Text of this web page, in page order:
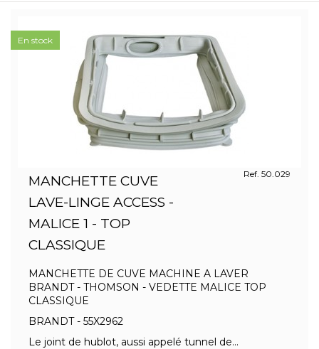
MANCHETTE CUVE
LAVE-LINGE ACCESS -
MALICE 1 - TOP
CLASSIQUE
Ref. 50.029
MANCHETTE DE CUVE MACHINE A LAVER
BRANDT - THOMSON - VEDETTE MALICE TOP
CLASSIQUE
BRANDT - 55X2962
Le joint de hublot, aussi appelé tunnel de...
En stock